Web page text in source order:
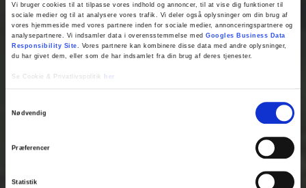
Vi bruger cookies til at tilpasse vores indhold og annoncer, til at vise dig funktioner til
sociale medier og til at analysere vores trafik. Vi deler også oplysninger om din brug af
vores hjemmeside med vores partnere inden for sociale medier, annonceringspartnere og
analysepartnere. Vi indsamler data i overensstemmelse medGoogles Business Data
Responsibility Site. Vores partnere kan kombinere disse data med andre oplysninger,
du har givet dem, eller som de har indsamlet fra din brug af deres tjenester.
Se Cookie & Privatlivspolitik her
Nødvendig
Præferencer
Statistik